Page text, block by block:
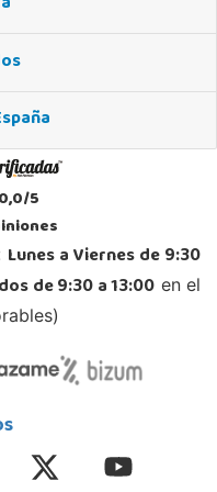
la Frontera
2, mediana 2-A
0,0/5
Lunes a Viernes de 9:30
de 9:30 a 13:00 en el